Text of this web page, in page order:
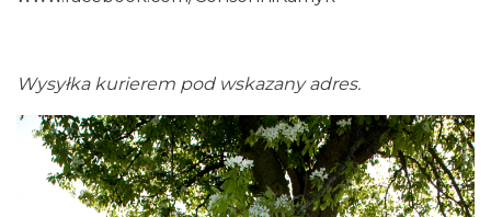
Wysyłka kurierem pod wskazany adres.